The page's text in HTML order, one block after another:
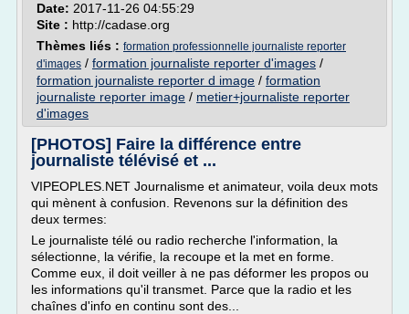
Date: 2017-11-26 04:55:29
Site : http://cadase.org
Thèmes liés : formation professionnelle journaliste reporter
d'images / formation journaliste reporter d'images /
formation journaliste reporter d image / formation
journaliste reporter image / metier+journaliste reporter
d'images
[PHOTOS] Faire la différence entre
journaliste télévisé et ...
VIPEOPLES.NET Journalisme et animateur, voila deux mots
qui mènent à confusion. Revenons sur la définition des
deux termes:
Le journaliste télé ou radio recherche l'information, la
sélectionne, la vérifie, la recoupe et la met en forme.
Comme eux, il doit veiller à ne pas déformer les propos ou
les informations qu'il transmet. Parce que la radio et les
chaînes d'info en continu sont des...